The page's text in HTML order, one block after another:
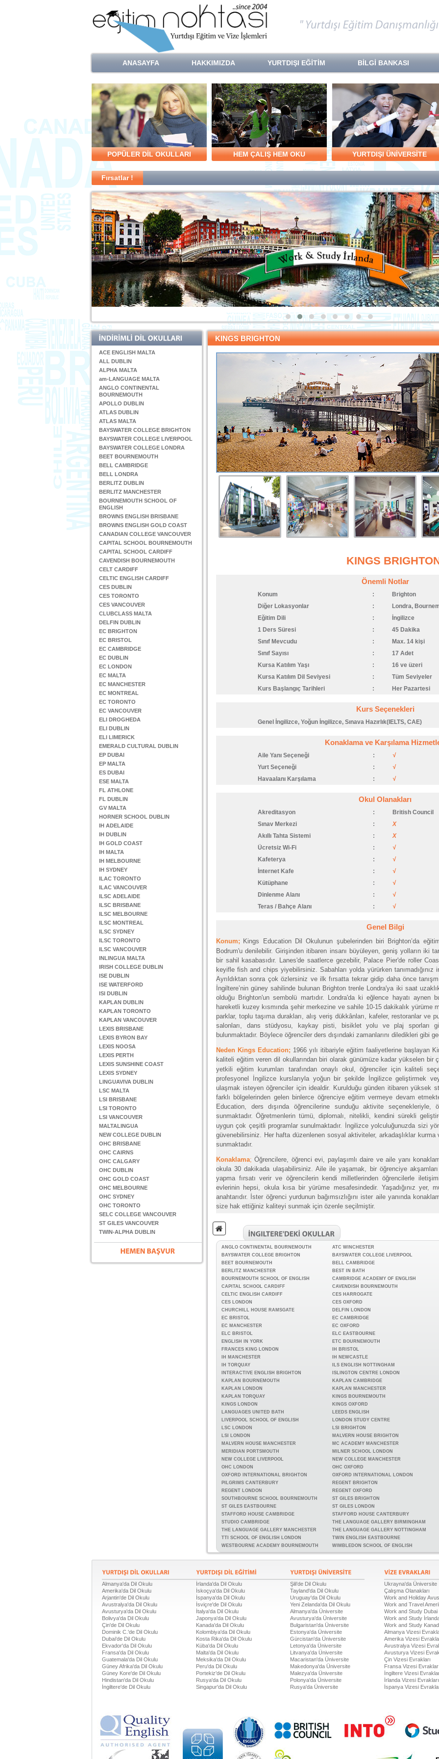
ANASAYFA HAKKIMIZDA YURTDIŞI EĞİTİM BİLGİ BANKASI
POPÜLER DİL OKULLARI HEM ÇALIŞ HEM OKU YURTDIŞI ÜNİVERSİTE
Fırsatlar !
ACE ENGLISH MALTA
ALL DUBLIN
ALPHA MALTA
am-LANGUAGE MALTA
ANGLO CONTINENTAL
BOURNEMOUTH
APOLLO DUBLIN
ATLAS DUBLIN
ATLAS MALTA
BAYSWATER COLLEGE BRIGHTON
BAYSWATER COLLEGE LIVERPOOL
BAYSWATER COLLEGE LONDRA
BEET BOURNEMOUTH
BELL CAMBRIDGE
BELL LONDRA
BERLITZ DUBLIN
BERLITZ MANCHESTER
BOURNEMOUTH SCHOOL OF
ENGLISH
BROWNS ENGLISH BRISBANE
BROWNS ENGLISH GOLD COAST
CANADIAN COLLEGE VANCOUVER
CAPITAL SCHOOL BOURNEMOUTH
CAPITAL SCHOOL CARDIFF
CAVENDISH BOURNEMOUTH
CELT CARDIFF
CELTIC ENGLISH CARDIFF
CES DUBLIN
CES TORONTO
CES VANCOUVER
CLUBCLASS MALTA
DELFIN DUBLIN
EC BRIGHTON
EC BRISTOL
EC CAMBRIDGE
EC DUBLIN
EC LONDON
EC MALTA
EC MANCHESTER
EC MONTREAL
EC TORONTO
EC VANCOUVER
ELI DROGHEDA
ELI DUBLIN
ELI LIMERICK
EMERALD CULTURAL DUBLIN
EP DUBAI
EP MALTA
ES DUBAI
ESE MALTA
FL ATHLONE
FL DUBLIN
GV MALTA
HORNER SCHOOL DUBLIN
IH ADELAIDE
IH DUBLIN
IH GOLD COAST
IH MALTA
IH MELBOURNE
IH SYDNEY
ILAC TORONTO
ILAC VANCOUVER
ILSC ADELAIDE
ILSC BRISBANE
ILSC MELBOURNE
ILSC MONTREAL
ILSC SYDNEY
ILSC TORONTO
ILSC VANCOUVER
INLINGUA MALTA
IRISH COLLEGE DUBLIN
ISE DUBLIN
ISE WATERFORD
ISI DUBLIN
KAPLAN DUBLIN
KAPLAN TORONTO
KAPLAN VANCOUVER
LEXIS BRISBANE
LEXIS BYRON BAY
LEXIS NOOSA
LEXIS PERTH
LEXIS SUNSHINE COAST
LEXIS SYDNEY
LINGUAVIVA DUBLIN
LSC MALTA
LSI BRISBANE
LSI TORONTO
LSI VANCOUVER
MALTALINGUA
NEW COLLEGE DUBLIN
OHC BRISBANE
OHC CAIRNS
OHC CALGARY
OHC DUBLIN
OHC GOLD COAST
OHC MELBOURNE
OHC SYDNEY
OHC TORONTO
SELC COLLEGE VANCOUVER
ST GILES VANCOUVER
TWIN-ALPHA DUBLIN
KINGS BRIGHTON
KINGS
Önemli Notlar
Konum :
Brighton
Diğer Lokasyonlar
:
Londra,
Eğitim Dili
:
İngilizce
1 Ders Süresi
:
45 Dakika
Sınıf Mevcudu
:
Max. 14 kişi
Sınıf Sayısı
:
17 Adet
Kursa Katılım Yaşı
:
16 ve üzeri
Kursa Katılım Dil Seviyesi
:
Tüm Seviyeler
Kurs Başlangıç Tarihleri
: Her Pazartesi
Kurs Seçenekleri
Genel İngilizce, Yoğun İngilizce, Sınava Hazırlık(IELTS, CAE)
Konaklama ve Karşılama
Aile Yanı Seçeneği :
√
Yurt Seçeneği
:
√
Havaalanı Karşılama
: √
Okul Olanakları
Akreditasyon :
British Council
Sınav Merkezi
:
X
Akıllı Tahta Sistemi
:
X
Ücretsiz Wi-Fi
:
√
Kafeterya
:
√
İnternet Kafe
:
√
Kütüphane
:
√
Dinlenme Alanı
:
√
Teras / Bahçe Alanı
: √
Genel Bilgi
Konum; Kings Education Dil Okulunun şubelerinden biri Brighton’da
Bodrum'u denilebilir. Girişinden itibaren insanı büyüleyen, geniş yolların iki
bir sahil kasabasıdır. Lanes'de saatlerce gezebilir, Palace Pier'de roller
keyifle fish and chips yiyebilirsiniz. Sabahları yolda yürürken
Ayrıldıktan sonra çok özlersiniz ve ilk fırsatta tekrar gidip daha önce
İngiltere’nin güney sahilinde bulunan Brighton trenle Londra'ya iki saat
olduğu Brighton'un sembolü martıdır. Londra'da ki eğlence hayatı aynen
hareketli kuzey kısmında şehir merkezine ve sahile 10-15 dakikalık yürüme
parklar, toplu taşıma durakları, alış veriş dükkânları, kafeler, restoranlar ve
salonları, dans stüdyosu, kaykay pisti, bisiklet yolu ve plaj sporları
bulunmaktadır. Böylece öğrenciler ders dışındaki zamanlarını diledikleri gibi
Neden Kings Education; 1966 yılı itibariyle eğitim faaliyetlerine başlayan
kaliteli eğitim veren dil okullarından biri olarak günümüze kadar yükselen bir
yetkili eğitim kurumları tarafından onaylı okul, öğrenciler için kaliteli
profesyonel İngilizce kurslarıyla yoğun bir şekilde İngilizce geliştirmek
ulaşmak isteyen öğrenciler için idealdir. Kurulduğu günden itibaren yüksek
farklı bölgelerinden gelen binlerce öğrenciye eğitim vermeye devam
Education, ders dışında öğrencilerine sunduğu aktivite seçenekleriyle,
sunmaktadır. Öğretmenlerin tümü, diplomalı, nitelikli, kendini sürekli
uygun çok çeşitli programlar sunulmaktadır. İngilizce yolculuğunuzda sizi
güvenebilirsiniz. Her hafta düzenlenen sosyal aktiviteler, arkadaşlıklar kurma
sunmaktadır.
Konaklama;Öğrencilere, öğrenci evi, paylaşımlı daire ve aile yanı
okula 30 dakikada ulaşabilirsiniz. Aile ile yaşamak, bir öğrenciye
yapma fırsatı verir ve öğrencilerin kendi milletlerinden öğrencilerle
evlerinin hepsi, okula kısa bir yürüme mesafesindedir. Yaşadığınız yer,
anahtarıdır. İster öğrenci yurdunun bağımsızlığını ister aile yanında
size hak ettiğiniz kaliteyi sunmak için özenle seçilmiştir.
ANGLO CONTINENTAL BOURNEMOUTH
ATC WINCHESTER
BAYSWATER COLLEGE BRIGHTON
BAYSWATER COLLEGE LIVERPOOL
BEET BOURNEMOUTH
BELL CAMBRIDGE
BERLITZ MANCHESTER
BEST IN BATH
BOURNEMOUTH SCHOOL OF ENGLISH
CAMBRIDGE ACADEMY OF ENGLISH
CAPITAL SCHOOL CARDIFF
CAVENDISH BOURNEMOUTH
CELTIC ENGLISH CARDIFF
CES HARROGATE
CES LONDON
CES OXFORD
CHURCHILL HOUSE RAMSGATE
DELFIN LONDON
EC BRISTOL
EC CAMBRIDGE
EC MANCHESTER
EC OXFORD
ELC BRISTOL
ELC EASTBOURNE
ENGLISH IN YORK
ETC BOURNEMOUTH
FRANCES KING LONDON
IH BRISTOL
IH MANCHESTER
IH NEWCASTLE
IH TORQUAY
ILS ENGLISH NOTTINGHAM
INTERACTIVE ENGLISH BRIGHTON
ISLINGTON CENTRE LONDON
KAPLAN BOURNEMOUTH
KAPLAN CAMBRIDGE
KAPLAN LONDON
KAPLAN MANCHESTER
KAPLAN TORQUAY
KINGS BOURNEMOUTH
KINGS LONDON
KINGS OXFORD
LANGUAGES UNITED BATH
LEEDS ENGLISH
LIVERPOOL SCHOOL OF ENGLISH
LONDON STUDY CENTRE
LSC LONDON
LSI BRIGHTON
LSI LONDON
MALVERN HOUSE BRIGHTON
MALVERN HOUSE MANCHESTER
MC ACADEMY MANCHESTER
MERIDIAN PORTSMOUTH
MILNER SCHOOL LONDON
NEW COLLEGE LIVERPOOL
NEW COLLEGE MANCHESTER
OHC LONDON
OHC OXFORD
OXFORD INTERNATIONAL BRIGHTON
OXFORD INTERNATIONAL LONDON
PILGRIMS CANTERBURY
REGENT BRIGHTON
REGENT LONDON
REGENT OXFORD
SOUTHBOURNE SCHOOL BOURNEMOUTH
ST GILES BRIGHTON
ST GILES EASTBOURNE
ST GILES LONDON
STAFFORD HOUSE CAMBRIDGE
STAFFORD HOUSE CANTERBURY
STUDIO CAMBRIDGE
THE LANGUAGE GALLERY BIRMINGHAM
THE LANGUAGE GALLERY MANCHESTER
THE LANGUAGE GALLERY NOTTINGHAM
TTI SCHOOL OF ENGLISH LONDON
TWIN ENGLISH EASTBOURNE
WESTBOURNE ACADEMY BOURNEMOUTH
WIMBLEDON SCHOOL OF ENGLISH
Almanya'da Dil Okulu
Amerika'da Dil Okulu
Arjantin'de Dil Okulu
Avustralya'da Dil Okulu
Avusturya'da Dil Okulu
Bolivya'da Dil Okulu
Çin'de Dil Okulu
Dominik C.'de Dil Okulu
Dubai'de Dil Okulu
Ekvador'da Dil Okulu
Fransa'da Dil Okulu
Guatemala'da Dil Okulu
Güney Afrika'da Dil Okulu
Güney Kore'de Dil Okulu
Hindistan'da Dil Okulu
İngiltere'de Dil Okulu
İrlanda'da Dil Okulu
İskoçya'da Dil Okulu
İspanya'da Dil Okulu
İsviçre'de Dil Okulu
İtalya'da Dil Okulu
Japonya'da Dil Okulu
Kanada'da Dil Okulu
Kolombiya'da Dil Okulu
Kosta Rika'da Dil Okulu
Küba'da Dil Okulu
Malta'da Dil Okulu
Meksika'da Dil Okulu
Peru'da Dil Okulu
Portekiz'de Dil Okulu
Rusya'da Dil Okulu
Singapur'da Dil Okulu
Şili'de Dil Okulu
Tayland'da Dil Okulu
Uruguay'da Dil Okulu
Yeni Zelanda'da Dil Okulu
Almanya'da Üniversite
Avusturya'da Üniversite
Bulgaristan'da Üniversite
Estonya'da Üniversite
Gürcistan'da Üniversite
Letonya'da Üniversite
Litvanya'da Üniversite
Macaristan'da Üniversite
Makedonya'da Üniversite
Malezya'da Üniversite
Polonya'da Üniversite
Rusya'da Üniversite
Ukrayna'da Üniversite
Çalışma Olanakları
Work and Holiday
Work and Travel
Work and Study Dubai
Work and Study
Work and Study
Almanya Vizesi
Amerika Vizesi
Avustralya Vizesi
Avusturya Vizesi
Çin Vizesi Evrakları
Fransa Vizesi
İngiltere Vizesi
İrlanda Vizesi Evrakları
İspanya Vizesi